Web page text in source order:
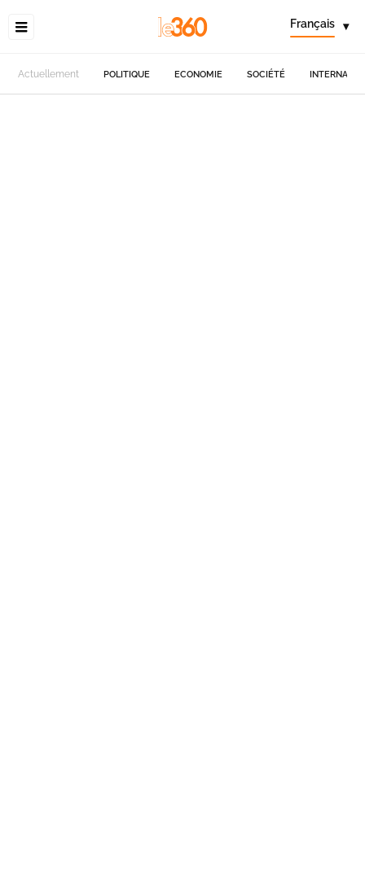
Français ▾
Actuellement POLITIQUE ECONOMIE SOCIÉTÉ